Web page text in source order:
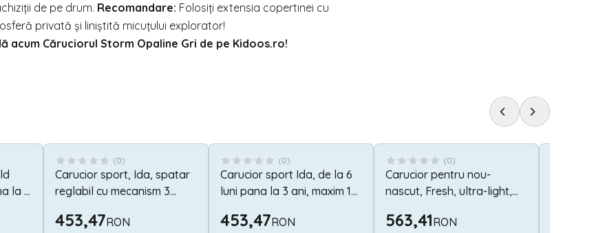
de pe drum. Recomandare: Folosiți extensia copertinei cu
privată și liniștită micuțului explorator!
Căruciorul Storm Opaline Gri de pe Kidoos.ro!
la 4
(0)
Carucior sport, Ida, spatar
reglabil cu mecanism 3
453,47RON
(0)
Carucior sport Ida, de la 6
luni pana la 3 ani, maxim 15
Galben cu Negru
453,47RON
(0)
Carucior pentru nou-
nascut, Fresh, ultra-light,
563,41RON